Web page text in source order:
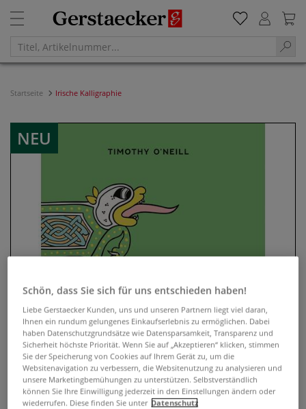
Startseite Irische Kalligraphie
NEU
Schön, dass Sie sich für uns entschieden haben!
Liebe Gerstaecker Kunden, uns und unseren Partnern liegt viel daran,
Ihnen ein rundum gelungenes Einkaufserlebnis zu ermöglichen. Dabei
haben Datenschutzgrundsätze wie Datensparsamkeit, Transparenz und
Sicherheit höchste Priorität. Wenn Sie auf „Akzeptieren“ klicken, stimmen
Sie der Speicherung von Cookies auf Ihrem Gerät zu, um die
Websitenavigation zu verbessern, die Websitenutzung zu analysieren und
unsere Marketingbemühungen zu unterstützen. Selbstverständlich
können Sie Ihre Einwilligung jederzeit in den Einstellungen ändern oder
wiederrufen. Diese finden Sie unter Datenschutz